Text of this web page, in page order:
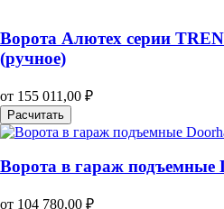
Ворота Алютех серии
(ручное)
от 155 011,00 ₽
Расчитать
Ворота в гараж подъемные
от 104 780,00 ₽